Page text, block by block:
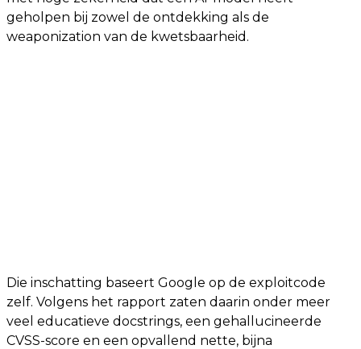
geholpen bij zowel de ontdekking als de
weaponization van de kwetsbaarheid.
Die inschatting baseert Google op de exploitcode
zelf. Volgens het rapport zaten daarin onder meer
veel educatieve docstrings, een gehallucineerde
CVSS-score en een opvallend nette, bijna